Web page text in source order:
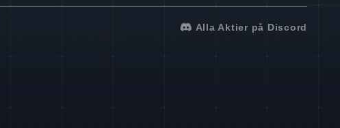
Alla Aktier på Discord